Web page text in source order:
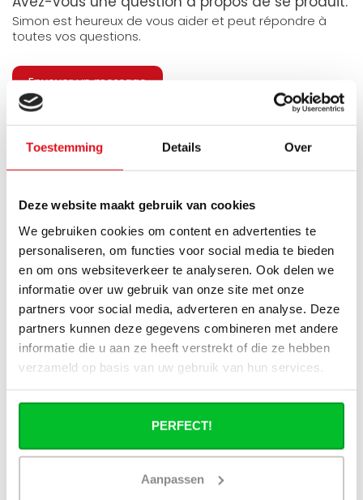
Toestemming Details Over
Deze website maakt gebruik van cookies
We gebruiken cookies om content en advertenties te
personaliseren, om functies voor social media te bieden
en om ons websiteverkeer te analyseren. Ook delen we
informatie over uw gebruik van onze site met onze
partners voor social media, adverteren en analyse. Deze
partners kunnen deze gegevens combineren met andere
informatie die u aan ze heeft verstrekt of die ze hebben
verzameld op basis van uw gebruik van hun services.
PERFECT!
Aanpassen
Simon est heureux de vous aider et peut répondre à
toutes vos questions.
Envoyer un message
Large éventail
Livraison à partir de
notre propre stock
Délai de réflexion de 14
Pas bon = remboursé
magasin ?
Nous sommes ouverts 6
jours par semaine.
Pays-Bas et en Belgique
kosten achteraf